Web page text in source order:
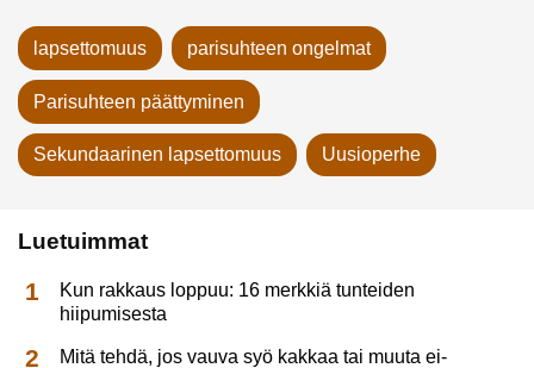
lapsettomuus parisuhteen ongelmat
Parisuhteen päättyminen
Sekundaarinen lapsettomuus Uusioperhe
Luetuimmat
Kun rakkaus loppuu: 16 merkkiä tunteiden
hiipumisesta
Mitä tehdä, jos vauva syö kakkaa tai muuta ei-